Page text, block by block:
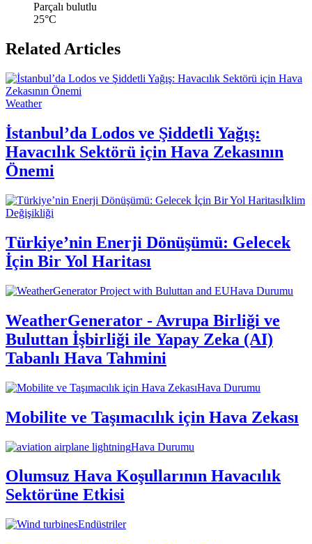
Parçalı bulutlu
25°C
Related Articles
Weather
İstanbul’da Lodos ve Şiddetli Yağış:
Havacılık Sektörü için Hava Zekasının
Önemi
İklim
Değişikliği
Türkiye’nin Enerji Dönüşümü: Gelecek
İçin Bir Yol Haritası
Hava Durumu
WeatherGenerator - Avrupa Birliği ve
Buluttan İşbirliği ile Yapay Zeka (AI)
Tabanlı Hava Tahmini
Hava Durumu
Mobilite ve Taşımacılık için Hava Zekası
Hava Durumu
Olumsuz Hava Koşullarının Havacılık
Sektörüne Etkisi
Endüstriler